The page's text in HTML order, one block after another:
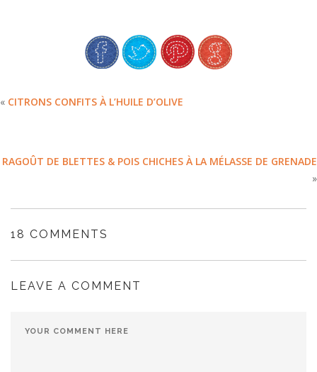
« CITRONS CONFITS À L’HUILE D’OLIVE
RAGOÛT DE BLETTES & POIS CHICHES À LA MÉLASSE DE GRENADE
»
18 COMMENTS
LEAVE A COMMENT